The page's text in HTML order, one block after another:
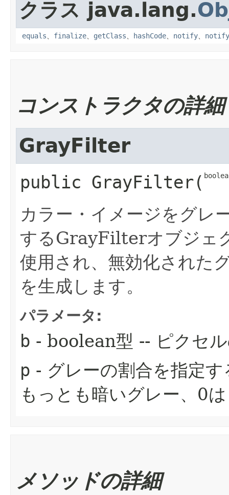
クラス java.lang.
equals、 finalize、 getClass、 hashCode、 notify、
コンストラクタの詳細
GrayFilter
public GrayFilter​(
カラー・イメージをグレ
するGrayFilterオブジェ
使用され、無効化された
を生成します。
パラメータ:
b - boolean型 -- ピクセ
p - グレーの割合を指定
もっとも暗いグレー、0
メソッドの詳細